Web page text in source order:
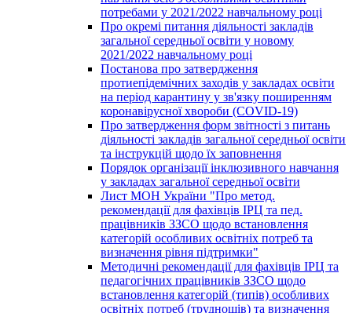
потребами у 2021/2022 навчальному році
Про окремі питання діяльності закладів
загальної середньої освіти у новому
2021/2022 навчальному році
Постанова про затвердження
протиепідемічних заходів у закладах освіти
на період карантину у зв'язку поширенням
коронавірусної хвороби (COVID-19)
Про затвердження форм звітності з питань
діяльності закладів загальної середньої освіти
та інструкцій щодо їх заповнення
Порядок організації інклюзивного навчання
у закладах загальної середньої освіти
Лист МОН України "Про метод.
рекомендації для фахівців ІРЦ та пед.
працівників ЗЗСО щодо встановлення
категорій особливих освітніх потреб та
визначення рівня підтримки"
Методичні рекомендації для фахівців ІРЦ та
педагогічних працівників ЗЗСО щодо
встановлення категорій (типів) особливих
освітніх потреб (труднощів) та визначення